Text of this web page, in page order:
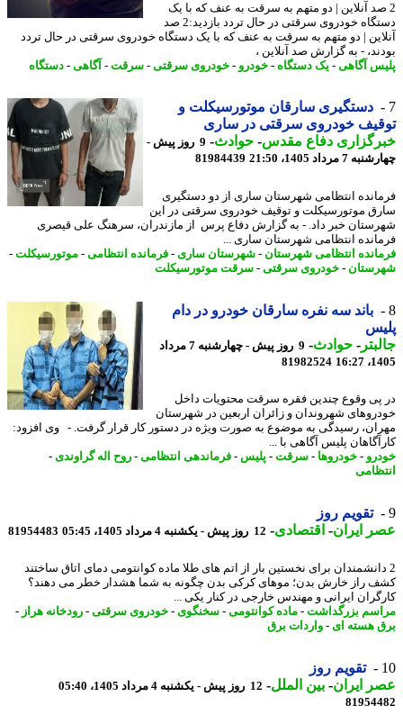
آنلاین | دو متهم به سرقت به عنف که با یک
دستگاه خودروی سرقتی در حال تردد بازدید:2 صد
| دو متهم به سرقت به عنف که با یک دستگاه خودروی سرقتی در حال تردد
- به گزارش صد آنلاین ،
آگاهی-یک دستگاه-خودرو-خودروی سرقتی -سرقت-آگاهی-دستگاه
دستگیری سارقان موتورسیکلت و
خودروی سرقتی در ساری
دفاع مقدس-حوادث - 9 روز پیش -
مرداد 1405، 21:50
81984439
انتظامی شهرستان ساری از دو دستگیری
موتورسیکلت و توقیف خودروی سرقتی در این
خبر داد. - به گزارش دفاع پرس از مازندران، سرهنگ علی قیصری
انتظامی شهرستان ساری ...
انتظامی شهرستان-شهرستان ساری- فرمانده انتظامی-موتورسیکلت-
-خودروی سرقتی -سرقت موتورسیکلت
باند سه نفره سارقان خودرو در دام
-حوادث -
9 روز پیش - چهارشنبه 7 مرداد
81982524
وقوع چندین فقره سرقت محتویات داخل
شهروندان و زائران اربعین در شهرستان
رسیدگی به موضوع به صورت ویژه در دستور کار قرار گرفت. - وی افزود:
پلیس آگاهی با ...
-خودروها-سرقت-پلیس-فرماندهی انتظامی-روح اله گراوندی-
تقویم روز
ایران- اقتصادی-12 روز پیش - یکشنبه 4 مرداد 1405، 05:45 81954483
برای نخستین بار از اتم های طلا ماده کوانتومی دمای اتاق ساختند
راز خارش بدن؛ موهای کرکی بدن چگونه به شما هشدار خطر می دهند؟
ایرانی و مهندس خارجی در کنار یکی ...
بزرگداشت -ماده کوانتومی-سخنگوی-خودروی سرقتی -رودخانه هراز -
هسته ای- واردات برق
تقویم روز
ایران- بین الملل-12 روز پیش - یکشنبه 4 مرداد 1405، 05:40